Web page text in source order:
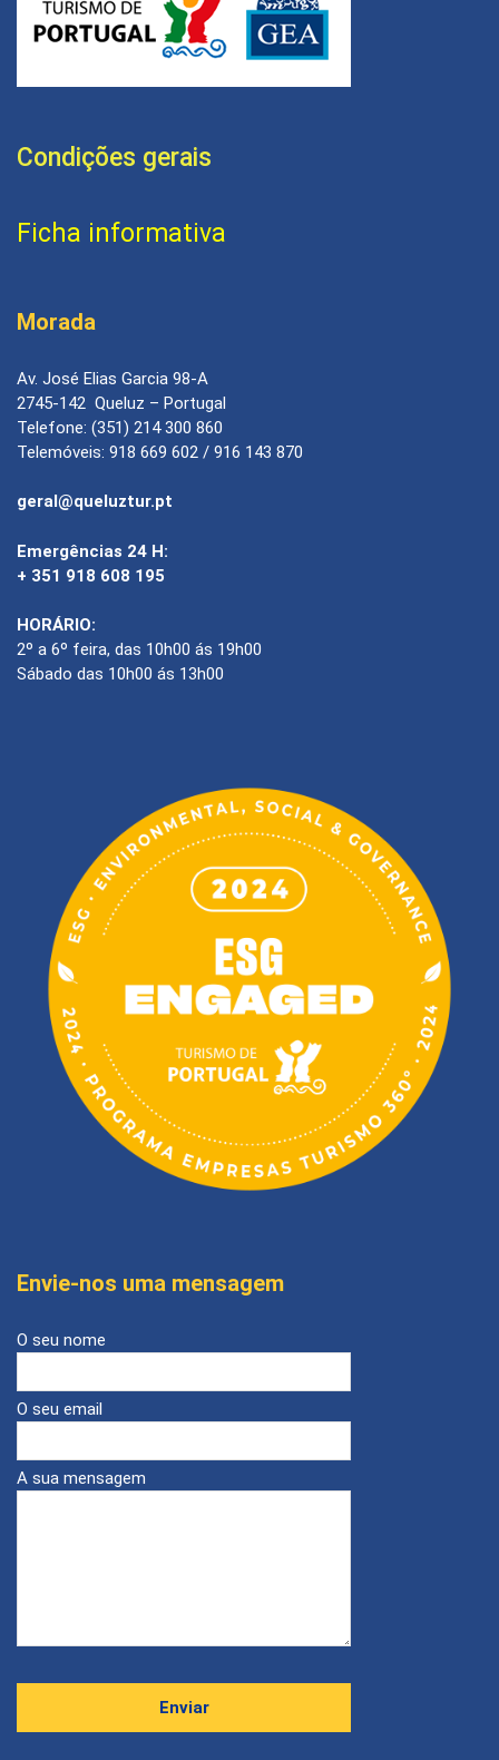
Condições gerais
Ficha informativa
Morada
Av. José Elias Garcia 98-A
2745-142 Queluz – Portugal
Telefone: (351) 214 300 860
Telemóveis: 918 669 602 / 916 143 870
geral@queluztur.pt
Emergências 24 H:
+ 351 918 608 195
HORÁRIO:
2º a 6º feira, das 10h00 ás 19h00
Sábado das 10h00 ás 13h00
Envie-nos uma mensagem
O seu nome
O seu email
A sua mensagem